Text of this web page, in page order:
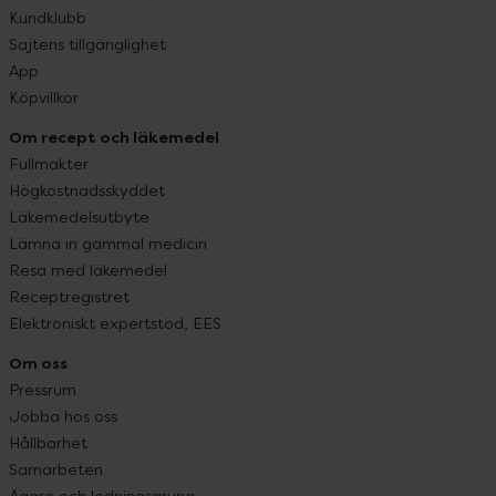
Kundklubb
Sajtens tillgänglighet
App
Köpvillkor
Om recept och läkemedel
Fullmakter
Högkostnadsskyddet
Läkemedelsutbyte
Lämna in gammal medicin
Resa med läkemedel
Receptregistret
Elektroniskt expertstöd, EES
Om oss
Pressrum
Jobba hos oss
Hållbarhet
Samarbeten